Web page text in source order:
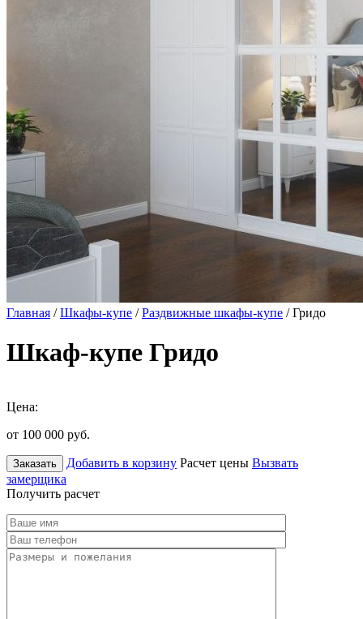
Главная /Шкафы-купе /Раздвижные шкафы-купе / Гридо
Шкаф-купе Гридо
Цена:
от 100 000 руб.
Заказать Добавить в корзину Расчет цены Вызвать
замерщика
Получить расчет